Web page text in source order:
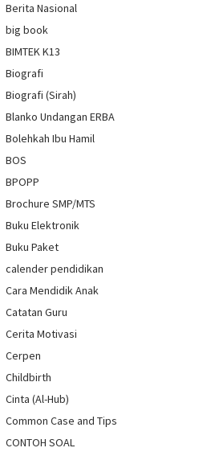
Berita Nasional
big book
BIMTEK K13
Biografi
Biografi (Sirah)
Blanko Undangan ERBA
Bolehkah Ibu Hamil
BOS
BPOPP
Brochure SMP/MTS
Buku Elektronik
Buku Paket
calender pendidikan
Cara Mendidik Anak
Catatan Guru
Cerita Motivasi
Cerpen
Childbirth
Cinta (Al-Hub)
Common Case and Tips
CONTOH SOAL